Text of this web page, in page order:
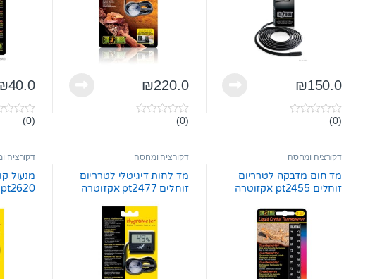
₪150.0
0
o
f
5
(0)
₪220.0
0
o
f
5
(0)
40.0
0
o
f
5
(0)
דקורציה ומחסה
מד חום מדבקה לטרריום
זוחלים pt2455 אקזוטרה
דקורציה ומחסה
מד לחות דיגיטלי לטרריום
זוחלים pt2477 אקזוטרה
דקורציה
מנעול
pt2620 אקזוטרה